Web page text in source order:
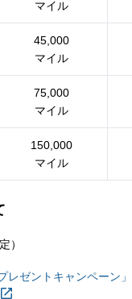
マイル
45,000
マイル
75,000
マイル
150,000
マイル
）
レゼントキャンペーン